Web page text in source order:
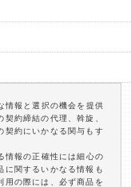
情報と選択の機会を提供
約締結の代理、斡旋、
契約にいかなる関与もす
情報の正確性には細心の
に関するいかなる情報も
用の際には、必ず商品を